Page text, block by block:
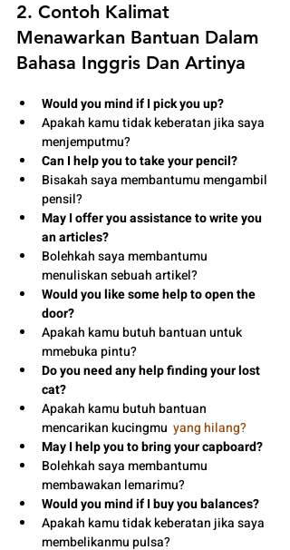
2. Contoh Kalimat
Menawarkan Bantuan Dalam
Bahasa Inggris Dan Artinya
Would you mind if I pick you up?
Apakah kamu tidak keberatan jika saya
menjemputmu?
Can I help you to take your pencil?
Bisakah saya membantumu mengambil
pensil?
May I offer you assistance to write you
an articles?
Bolehkah saya membantumu
menuliskan sebuah artikel?
Would you like some help to open the
door?
Apakah kamu butuh bantuan untuk
mmebuka pintu?
Do you need any help finding your lost
cat?
Apakah kamu butuh bantuan
mencarikan kucingmu yang hilang?
May I help you to bring your capboard?
Bolehkah saya membantumu
membawakan lemarimu?
Would you mind if I buy you balances?
Apakah kamu tidak keberatan jika saya
membelikanmu pulsa?